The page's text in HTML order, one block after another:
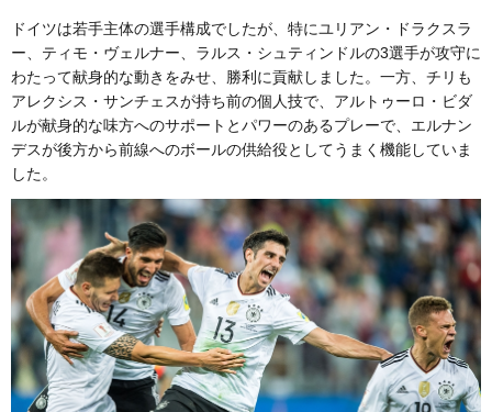
ドイツは若手主体の選手構成でしたが、特にユリアン・ドラクスラ
ー、ティモ・ヴェルナー、ラルス・シュティンドルの3選手が攻守に
わたって献身的な動きをみせ、勝利に貢献しました。一方、チリも
アレクシス・サンチェスが持ち前の個人技で、アルトゥーロ・ビダ
ルが献身的な味方へのサポートとパワーのあるプレーで、エルナン
デスが後方から前線へのボールの供給役としてうまく機能していま
した。